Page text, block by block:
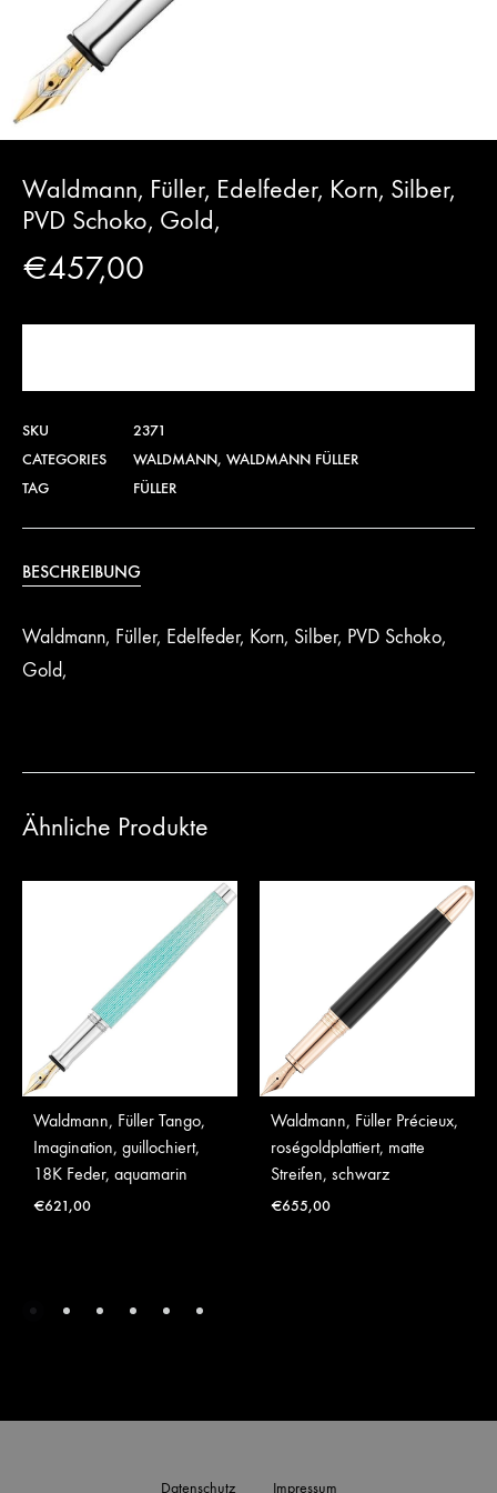
Waldmann, Füller, Edelfeder, Korn, Silber,
PVD Schoko, Gold,
€457,00
SKU
2371
CATEGORIES
WALDMANN, WALDMANN FÜLLER
TAG
FÜLLER
BESCHREIBUNG
Waldmann, Füller, Edelfeder, Korn, Silber, PVD Schoko,
Gold,
Ähnliche Produkte
Waldmann, Füller Tango,
Imagination, guillochiert,
18K Feder, aquamarin
€621,00
Waldmann, Füller Précieux,
roségoldplattiert, matte
Streifen, schwarz
€655,00
Datenschutz Impressum